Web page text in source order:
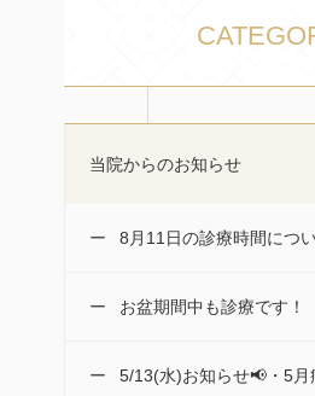
当院からのお知らせ
8月11日の診療時間につ
お盆期間中も診療です！
5/13(水)お知らせ📢・5月